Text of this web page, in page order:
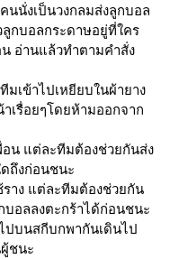
นนั่งเป็นวงกลมส่งลูกบอล
ลูกบอลกระดาษอยู่ที่ใคร
อ่านแล้วทำตามคำสั่ง
มเข้าไปเหยียบในผ้ายาง
เรื่อยๆโดยห้ามออกจาก
อน แต่ละทีมต้องช่วยกันส่ง
ถึงก่อนชนะ
ราง แต่ละทีมต้องช่วยกัน
บอลลงตะกร้าได้ก่อนชนะ
ปบนสกีบกพากันเดินไป
ชนะ